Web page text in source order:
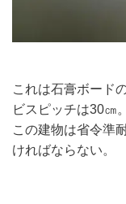
これは石膏ボード
ビスピッチは30㎝。
この建物は省令準
ければならない。